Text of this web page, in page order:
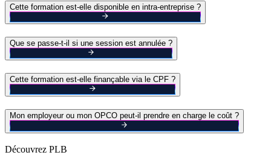
Cette formation est-elle disponible en intra-entreprise ?
Que se passe-t-il si une session est annulée ?
Cette formation est-elle finançable via le CPF ?
Mon employeur ou mon OPCO peut-il prendre en charge le coût ?
Découvrez PLB